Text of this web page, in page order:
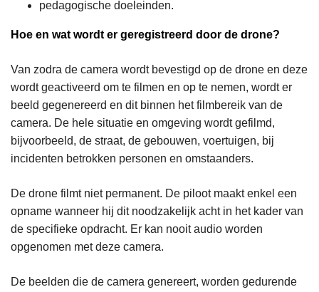
pedagogische doeleinden.
Hoe en wat wordt er geregistreerd door de drone?
Van zodra de camera wordt bevestigd op de drone en deze
wordt geactiveerd om te filmen en op te nemen, wordt er
beeld gegenereerd en dit binnen het filmbereik van de
camera. De hele situatie en omgeving wordt gefilmd,
bijvoorbeeld, de straat, de gebouwen, voertuigen, bij
incidenten betrokken personen en omstaanders.
De drone filmt niet permanent. De piloot maakt enkel een
opname wanneer hij dit noodzakelijk acht in het kader van
de specifieke opdracht. Er kan nooit audio worden
opgenomen met deze camera.
De beelden die de camera genereert, worden gedurende